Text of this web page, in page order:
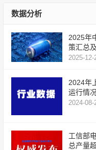
数据分析
2025年
策汇总
2025-12-
2024年
运行情
2024-08-
工信部
总产量